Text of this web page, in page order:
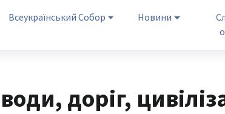
Всеукраїнський Собор Новини
доріг,